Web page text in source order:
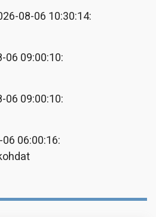
08-06 10:30:14:
06 09:00:10:
06 09:00:10:
06:00:16: